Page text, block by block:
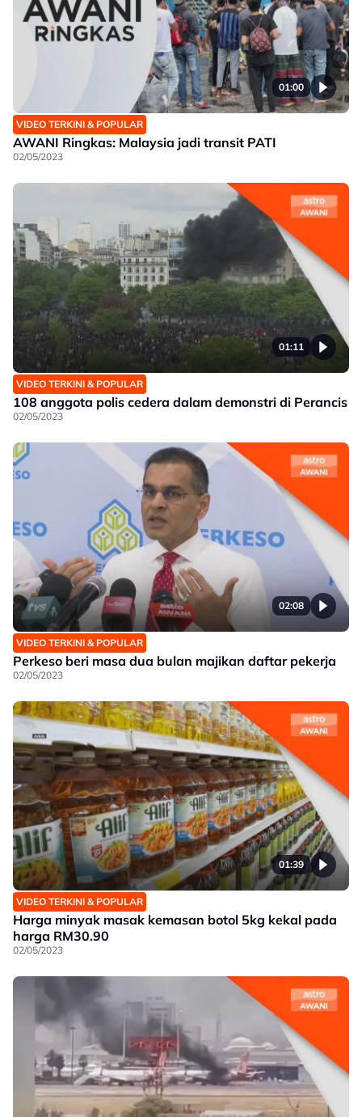
01:00
VIDEO TERKINI & POPULAR
AWANI Ringkas: Malaysia jadi transit PATI
02/05/2023
01:11
VIDEO TERKINI & POPULAR
108 anggota polis cedera dalam demonstri di Perancis
02/05/2023
02:08
VIDEO TERKINI & POPULAR
Perkeso beri masa dua bulan majikan daftar pekerja
02/05/2023
01:39
VIDEO TERKINI & POPULAR
Harga minyak masak kemasan botol 5kg kekal pada
harga RM30.90
02/05/2023